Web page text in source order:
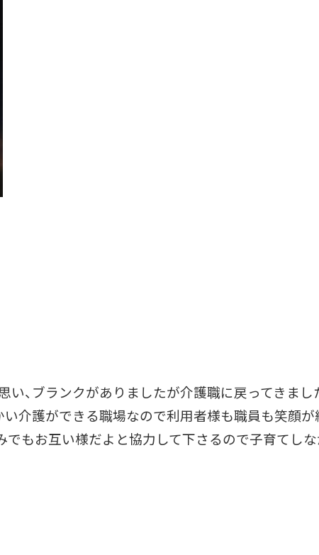
、ブランクがありましたが介護職に戻ってきまし
介護ができる職場なので利用者様も職員も笑顔が
でもお互い様だよと協力して下さるので子育てし